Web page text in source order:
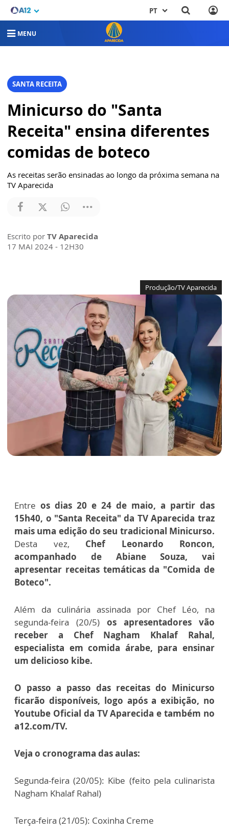
PT
MENU
SANTA RECEITA
Minicurso do "Santa
Receita" ensina diferentes
comidas de boteco
As receitas serão ensinadas ao longo da próxima semana na
TV Aparecida
Escrito por TV Aparecida
17 MAI 2024 - 12H30
Produção/TV Aparecida
Entre os dias 20 e 24 de maio, a partir das
15h40, o "Santa Receita" da TV Aparecida traz
mais uma edição do seu tradicional Minicurso.
Desta vez, Chef Leonardo Roncon,
acompanhado de Abiane Souza, vai
apresentar receitas temáticas da "Comida de
Boteco".
Além da culinária assinada por Chef Léo, na
segunda-feira (20/5) os apresentadores vão
receber a Chef Nagham Khalaf Rahal,
especialista em comida árabe, para ensinar
um delicioso kibe.
O passo a passo das receitas do Minicurso
ficarão disponíveis, logo após a exibição, no
Youtube Oficial da TV Aparecida e também no
a12.com/TV.
Veja o cronograma das aulas:
Segunda-feira (20/05): Kibe (feito pela culinarista
Nagham Khalaf Rahal)
Terça-feira (21/05): Coxinha Creme